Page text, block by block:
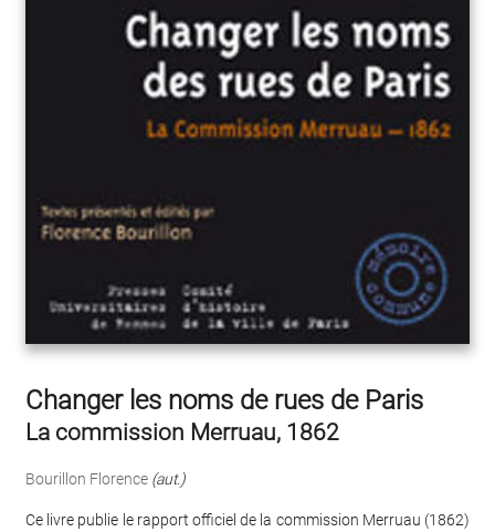
Changer les noms de rues de Paris
La commission Merruau, 1862
Bourillon Florence (aut.)
Ce livre publie le rapport officiel de la commission Merruau (1862)